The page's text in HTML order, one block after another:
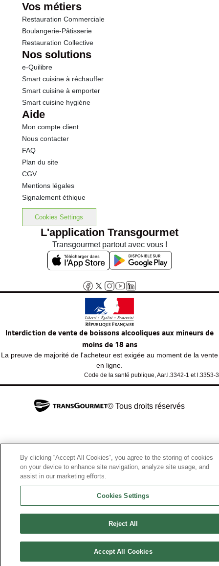
Vos métiers
Restauration Commerciale
Boulangerie-Pâtisserie
Restauration Collective
Nos solutions
e-Quilibre
Smart cuisine à réchauffer
Smart cuisine à emporter
Smart cuisine hygiène
Aide
Mon compte client
Nous contacter
FAQ
Plan du site
CGV
Mentions légales
Signalement éthique
Cookies Settings
L'application Transgourmet
Transgourmet partout avec vous !
Interdiction de vente de boissons alcooliques aux mineurs de
moins de 18 ans
La preuve de majorité de l'acheteur est exigée au moment de la vente
en ligne.
Code de la santé publique, Aar.l.3342-1 et l.3353-3
© Tous droits réservés
By clicking “Accept All Cookies”, you agree to the storing of cookies
on your device to enhance site navigation, analyze site usage, and
assist in our marketing efforts.
Cookies Settings
Reject All
Accept All Cookies